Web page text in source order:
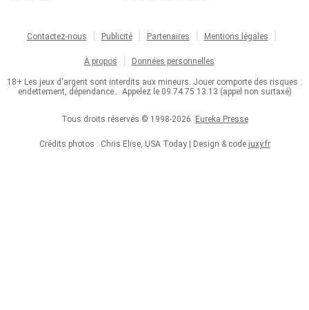
Contactez-nous Publicité Partenaires Mentions légales
À propos Données personnelles
18+ Les jeux d'argent sont interdits aux mineurs. Jouer comporte des risques :
endettement, dépendance... Appelez le 09.74.75.13.13 (appel non surtaxé)
Tous droits réservés © 1998-2026 Eureka Presse
Crédits photos : Chris Elise, USA Today | Design & code juxy.fr